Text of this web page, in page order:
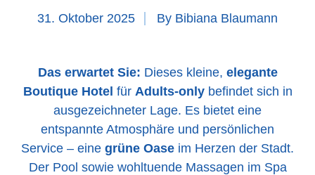
31. Oktober 2025 By Bibiana Blaumann
Das erwartet Sie: Dieses kleine, elegante
Boutique Hotel für Adults-onlybefindet sich in
ausgezeichneter Lage. Es bietet eine
entspannte Atmosphäre und persönlichen
Service – eine grüne Oase im Herzen der Stadt.
Der Pool sowie wohltuende Massagen im Spa